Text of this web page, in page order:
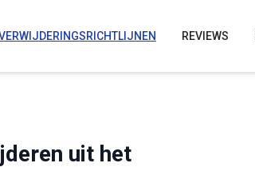
REVIEWS
uit het